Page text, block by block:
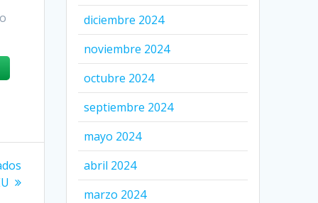
diciembre 2024
noviembre 2024
octubre 2024
septiembre 2024
mayo 2024
abril 2024
marzo 2024